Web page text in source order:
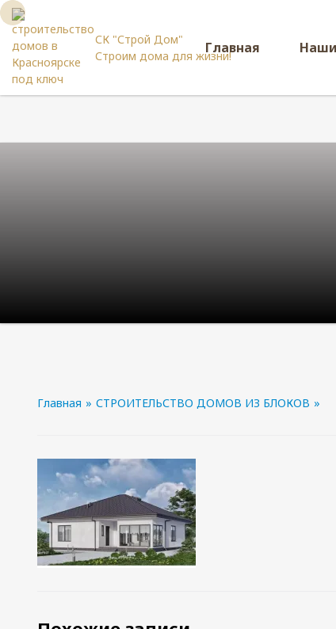
СК "Строй Дом"
Строим дома для жизни!Главная
Главная » СТРОИТЕЛЬСТВО ДОМОВ ИЗ БЛОКОВ »